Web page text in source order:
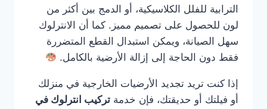
الترابية للفلل الكلاسيكية، أو الدمج بين أكثر من
لون للحصول على تصميم مميز. كما أن الانترلوك
سهل الصيانة، ويمكن استبدال القطع المتضررة
فقط دون الحاجة إلى إزالة الأرضية بالكامل.
إذا كنت تريد تجديد الأرضيات الخارجية في منزلك
أو فيلتك أو حديقتك، فإن خدمة تركيب انترلوك في